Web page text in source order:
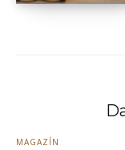
MAGAZÍN